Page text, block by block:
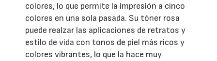
colores, lo que permite la impresión a cinco
colores en una sola pasada. Su tóner rosa
puede realzar las aplicaciones de retratos y
estilo de vida con tonos de piel más ricos y
colores vibrantes, lo que la hace muy